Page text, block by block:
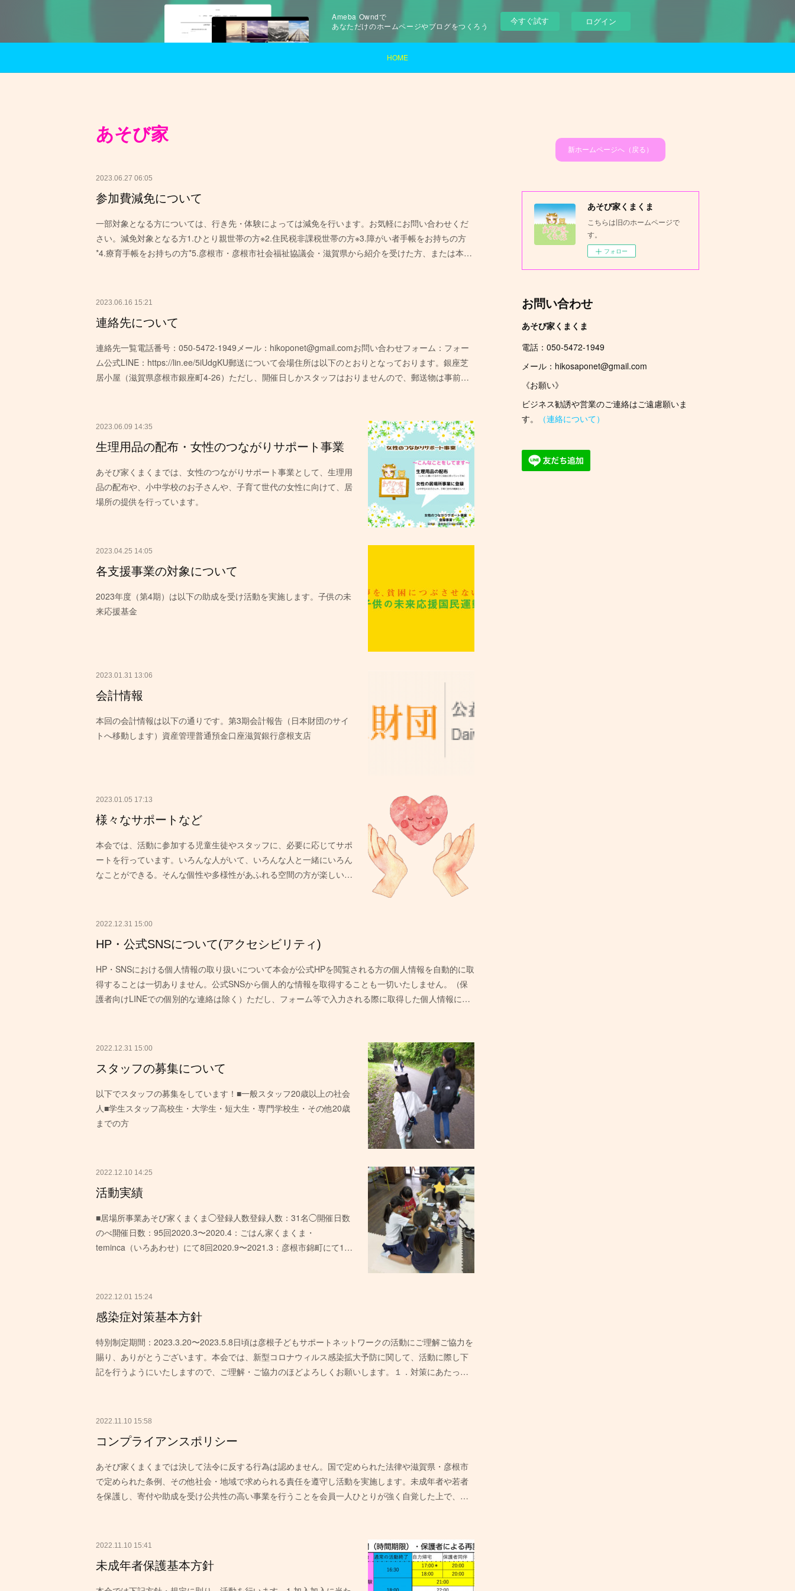
Ameba Owndで
あなただけのホームページやブログをつくろう
今すぐ試す ログイン
HOME
あそび家
2023.06.27 06:05
参加費減免について
一部対象となる方については、行き先・体験によっては減免を行います。お気軽にお問い合わせくだ
さい。減免対象となる方1.ひとり親世帯の方※2.住民税非課税世帯の方※3.障がい者手帳をお持ちの方
*4.療育手帳をお持ちの方*5.彦根市・彦根市社会福祉協議会・滋賀県から紹介を受けた方、または本…
2023.06.16 15:21
連絡先について
連絡先一覧電話番号：050-5472-1949メール：hikoponet@gmail.comお問い合わせフォーム：フォー
ム公式LINE：https://lin.ee/5iUdgKU郵送について会場住所は以下のとおりとなっております。銀座芝
居小屋（滋賀県彦根市銀座町4-26）ただし、開催日しかスタッフはおりませんので、郵送物は事前…
2023.06.09 14:35
生理用品の配布・女性のつながりサポート事業
あそび家くまくまでは、女性のつながりサポート事業として、生理用
品の配布や、小中学校のお子さんや、子育て世代の女性に向けて、居
場所の提供を行っています。
2023.04.25 14:05
各支援事業の対象について
2023年度（第4期）は以下の助成を受け活動を実施します。子供の未
来応援基金
2023.01.31 13:06
会計情報
本回の会計情報は以下の通りです。第3期会計報告（日本財団のサイ
トへ移動します）資産管理普通預金口座滋賀銀行彦根支店
2023.01.05 17:13
様々なサポートなど
本会では、活動に参加する児童生徒やスタッフに、必要に応じてサポ
ートを行っています。いろんな人がいて、いろんな人と一緒にいろん
なことができる。そんな個性や多様性があふれる空間の方が楽しい…
2022.12.31 15:00
HP・公式SNSについて(アクセシビリティ)
HP・SNSにおける個人情報の取り扱いについて本会が公式HPを閲覧される方の個人情報を自動的に取
得することは一切ありません。公式SNSから個人的な情報を取得することも一切いたしません。（保
護者向けLINEでの個別的な連絡は除く）ただし、フォーム等で入力される際に取得した個人情報に…
2022.12.31 15:00
スタッフの募集について
以下でスタッフの募集をしています！■一般スタッフ20歳以上の社会
人■学生スタッフ高校生・大学生・短大生・専門学校生・その他20歳
までの方
2022.12.10 14:25
活動実績
■居場所事業あそび家くまくま◯登録人数登録人数：31名◯開催日数
のべ開催日数：95回2020.3〜2020.4：ごはん家くまくま・
teminca（いろあわせ）にて8回2020.9〜2021.3：彦根市錦町にて1…
2022.12.01 15:24
感染症対策基本方針
特別制定期間：2023.3.20〜2023.5.8日頃は彦根子どもサポートネットワークの活動にご理解ご協力を
賜り、ありがとうございます。本会では、新型コロナウィルス感染拡大予防に関して、活動に際し下
記を行うようにいたしますので、ご理解・ご協力のほどよろしくお願いします。１．対策にあたっ…
2022.11.10 15:58
コンプライアンスポリシー
あそび家くまくまでは決して法令に反する行為は認めません。国で定められた法律や滋賀県・彦根市
で定められた条例、その他社会・地域で求められる責任を遵守し活動を実施します。未成年者や若者
を保護し、寄付や助成を受け公共性の高い事業を行うことを会員一人ひとりが強く自覚した上で、…
2022.11.10 15:41
未成年者保護基本方針
新ホームページへ（戻る）
あそび家くまくま
こちらは旧のホームページで
す。
フォロー
お問い合わせ
あそび家くまくま
電話：050-5472-1949
メール：hikosaponet@gmail.com
《お願い》
ビジネス勧誘や営業のご連絡はご遠慮願いま
す。
（連絡について）